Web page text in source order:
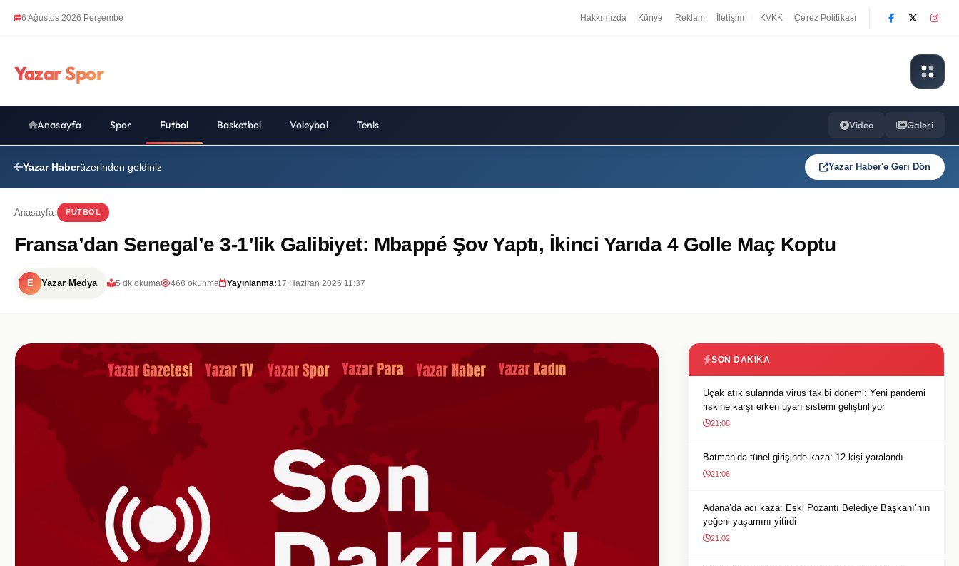
6 Ağustos 2026 Perşembe Hakkımızda Künye Reklam İletişim KVKK Çerez Politikası
Yazar Spor
Anasayfa Spor Futbol Basketbol Voleybol Tenis Video Galeri
Yazar Haberüzerinden geldiniz Yazar Haber'e Geri Dön
Anasayfa FUTBOL
Fransa’dan Senegal’e 3-1’lik Galibiyet: Mbappé Şov Yaptı, İkinci Yarıda 4 Golle Maç Koptu
E Yazar Medya 5 dk okuma 468 okunma Yayınlanma:17 Haziran 2026 11:37
SON DAKIKA
Uçak atık sularında virüs takibi dönemi: Yeni pandemi
riskine karşı erken uyarı sistemi geliştiriliyor
21:08
Batman’da tünel girişinde kaza: 12 kişi yaralandı
21:06
Adana’da acı kaza: Eski Pozantı Belediye Başkanı’nın
yeğeni yaşamını yitirdi
21:02